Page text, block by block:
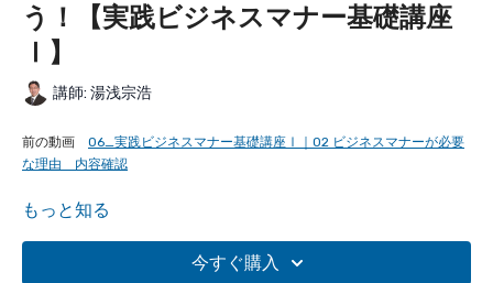
う！【実践ビジネスマナー基礎講座
Ⅰ】
講師: 湯浅宗浩
前の動画 06_実践ビジネスマナー基礎講座Ⅰ｜02 ビジネスマナーが必要
な理由 内容確認
再生中 07_実践ビジネスマナー基礎講座Ⅰ｜02 ビジネスマナーが必要
08_実践ビジネスマナー基礎講座Ⅰ｜03 身だしなみ（１）
もっと知る
今すぐ購入